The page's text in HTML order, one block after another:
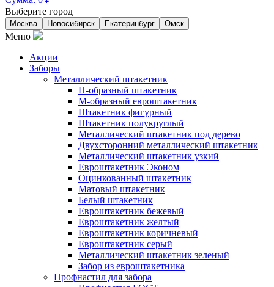
Выберите город
Москва Новосибирск Екатеринбург Омск
Меню
Акции
Заборы
Металлический штакетник
П-образный штакетник
М-образный евроштакетник
Штакетник фигурный
Штакетник полукруглый
Металлический штакетник под дерево
Двухсторонний металлический штакетник
Металлический штакетник узкий
Евроштакетник Эконом
Оцинкованный штакетник
Матовый штакетник
Белый штакетник
Евроштакетник бежевый
Евроштакетник желтый
Евроштакетник коричневый
Евроштакетник серый
Металлический штакетник зеленый
Забор из евроштакетника
Профнастил для забора